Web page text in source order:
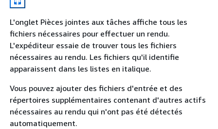
L'onglet Pièces jointes aux tâches affiche tous les
fichiers nécessaires pour effectuer un rendu.
L'expéditeur essaie de trouver tous les fichiers
nécessaires au rendu. Les fichiers qu'il identifie
apparaissent dans les listes en italique.
Vous pouvez ajouter des fichiers d'entrée et des
répertoires supplémentaires contenant d'autres actifs
nécessaires au rendu qui n'ont pas été détectés
automatiquement.